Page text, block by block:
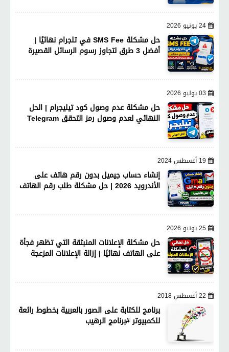
24 يونيو 2026
حل مشكلة SMS Fee في تلجرام نهائيًا |
أفضل 3 طرق لتجاوز رسوم الرسائل القصيرة
03 يوليو 2026
حل مشكلة عدم وصول كود تيليجرام | الحل
النهائي لعدم وصول رمز التحقق Telegram
19 أغسطس 2024
إنشاء حساب جيميل بدون رقم هاتف على
الأندرويد 2026 | حل مشكلة طلب رقم الهاتف
25 يونيو 2026
حل مشكلة الإعلانات المنبثقة التي تظهر فجأة
على الهاتف نهائيًا | إزالة الإعلانات المزعجة
22 أغسطس 2018
برنامج للكتابة على الصور بالعربية بخطوط رائعة
للكمبيوتر #برنامج الرهيب